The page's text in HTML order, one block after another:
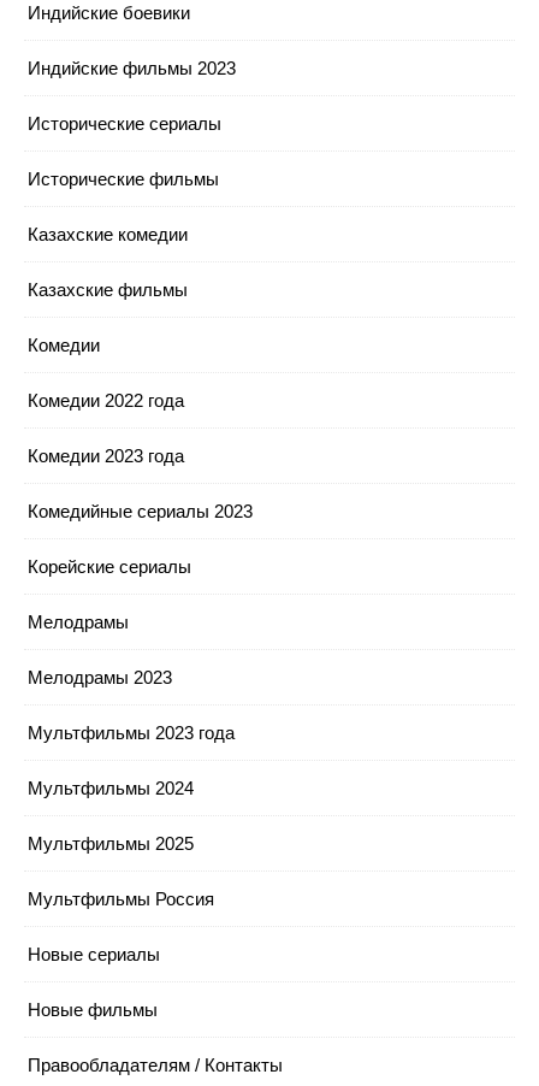
Индийские боевики
Индийские фильмы 2023
Исторические сериалы
Исторические фильмы
Казахские комедии
Казахские фильмы
Комедии
Комедии 2022 года
Комедии 2023 года
Комедийные сериалы 2023
Корейские сериалы
Мелодрамы
Мелодрамы 2023
Мультфильмы 2023 года
Мультфильмы 2024
Мультфильмы 2025
Мультфильмы Россия
Новые сериалы
Новые фильмы
Правообладателям / Контакты